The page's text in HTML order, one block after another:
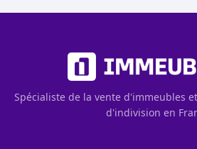
Spécialiste de la vente d'immeubles
d'indivision en